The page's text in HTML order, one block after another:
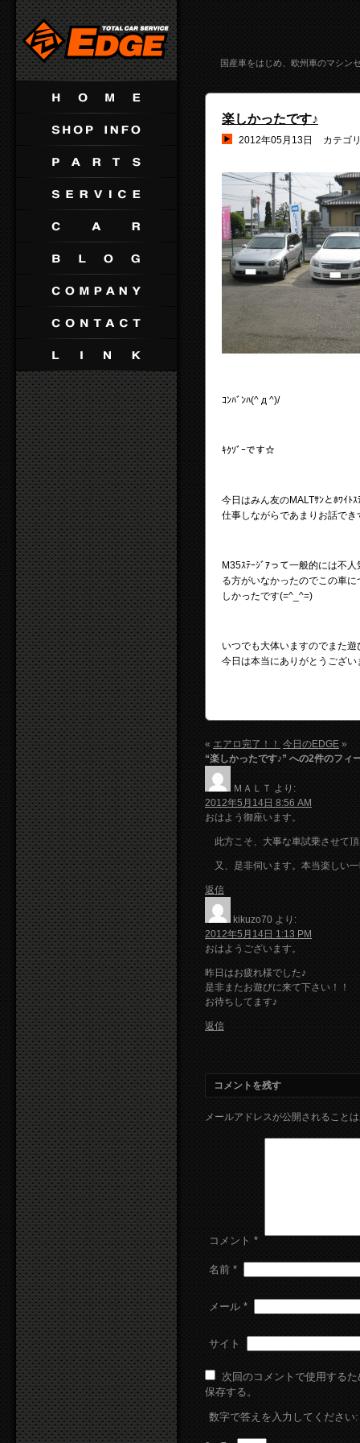
国産車をはじめ、欧州車のマシン
楽しかったです♪
2012年05月13日 カテゴ
ｺﾝﾊﾞﾝﾊ(^ д ^)/
ｷｸｿﾞｰです☆
今日はみん友のMALTｻﾝとﾎﾜｲﾄ
仕事しながらであまりお話で
M35ｽﾃｰｼﾞｱって一般的には不
る方がいなかったのでこの車
しかったです(=^_^=)
いつでも大体いますのでまた
今日は本当にありがとうござ
« エアロ完了！！ 今日のEDGE »
“楽しかったです♪” への2件のフィ
ＭＡＬＴ より:
2012年5月14日 8:56 AM
おはよう御座います。
此方こそ、大事な車試乗させて
又、是非伺います。本当楽しい
返信
kikuzo70 より:
2012年5月14日 1:13 PM
おはようございます。
昨日はお疲れ様でした♪
是非またお遊びに来て下さい！！
お待ちしてます♪
返信
コメントを残す
メールアドレスが公開されること
コメント *
名前 *
メール *
サイト
次回のコメントで使用する
保存する。
数字で答えを入力してください: